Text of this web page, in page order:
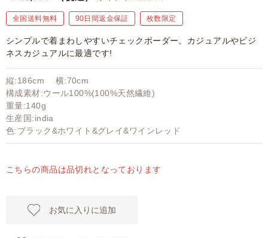
全国送料無料 90日間返金保証 枚数限定
シンプルで着まわしやすいチェックボーダー。カジュアルやビジ
ネスカジュアルに最適です!
縦:186cm 横:70cm
構成素材:ウール100%(100%天然繊維)
重量:140g
生産国:india
色:ブラック&ホワイト&グレイ&ワインレッド
こちらの商品は品切れとなっております
お気に入りに追加